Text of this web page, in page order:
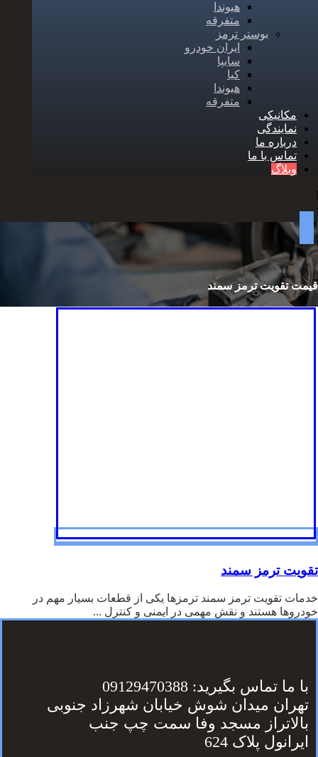
هیوندا
متفرقه
بوستر ترمز
ایران خودرو
سایپا
کیا
هیوندا
متفرقه
مکانیکی
نمایندگی
درباره ما
تماس با ما
وبلاگ
قیمت تقویت ترمز سمند
تقویت ترمز سمند
خدمات تقویت ترمز سمند ترمزها یکی از قطعات بسیار مهم در
خودروها هستند و نقش مهمی در ایمنی و کنترل ...
با ما تماس بگیرید: 09129470388
تهران میدان شوش خیابان شهرزاد جنوبی
بالاتراز مسجد وفا سمت چپ جنب
ایرانول پلاک 624